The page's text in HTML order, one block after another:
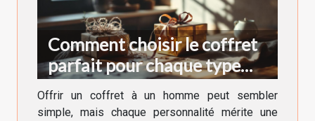
Comment choisir le coffret
parfait pour chaque type
d'homme ?
Offrir un coffret à un homme peut sembler
simple, mais chaque personnalité mérite une